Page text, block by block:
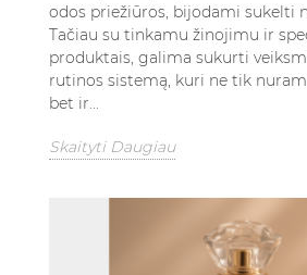
odos priežiūros, bijodami sukelti
Tačiau su tinkamu žinojimu ir
produktais, galima sukurti
rutinos sistemą, kuri ne tik
bet ir...
Skaityti Daugiau